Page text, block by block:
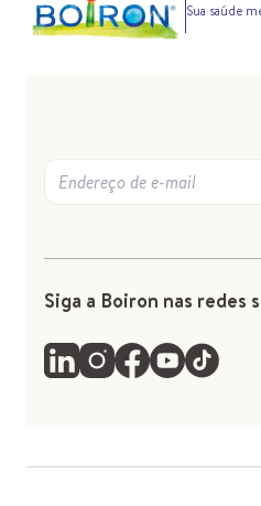
Sua saúde
Siga a Boiron nas redes